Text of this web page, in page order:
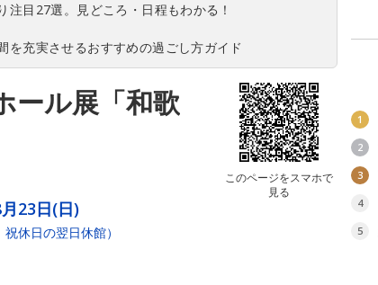
注目27選。見どころ・日程もわかる！
を充実させるおすすめの過ごし方ガイド
ール展「和歌
このページをスマホで
見る
23日(日)
休日の翌日休館）
1
2
3
4
5